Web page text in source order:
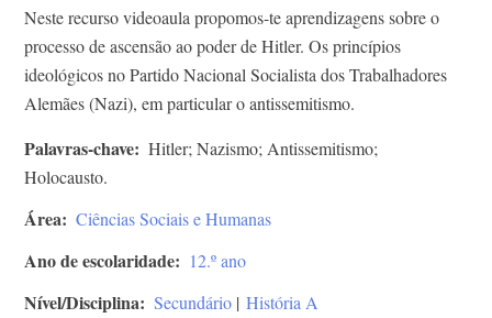
Neste recurso videoaula propomos-te aprendizagens sobre o
processo de ascensão ao poder de Hitler. Os princípios
ideológicos no Partido Nacional Socialista dos Trabalhadores
Alemães (Nazi), em particular o antissemitismo.
Palavras-chave
Hitler; Nazismo; Antissemitismo;
Holocausto.
Área Ciências Sociais e Humanas
Ano de escolaridade 12.º ano
Nível/Disciplina Secundário | História A